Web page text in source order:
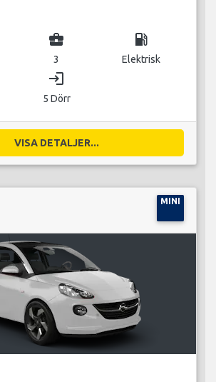
business_center
3
local_gas_station
Elektrisk
login
5 Dörr
VISA DETALJER...
MINI